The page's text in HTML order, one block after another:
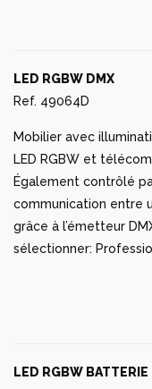
LED RGBW DMX
Ref. 49064D
Mobilier avec
LED RGBW et
Également contrôlé
communication entre
grâce à l’émetteur
sélectionner:
LED RGBW BATTERIE